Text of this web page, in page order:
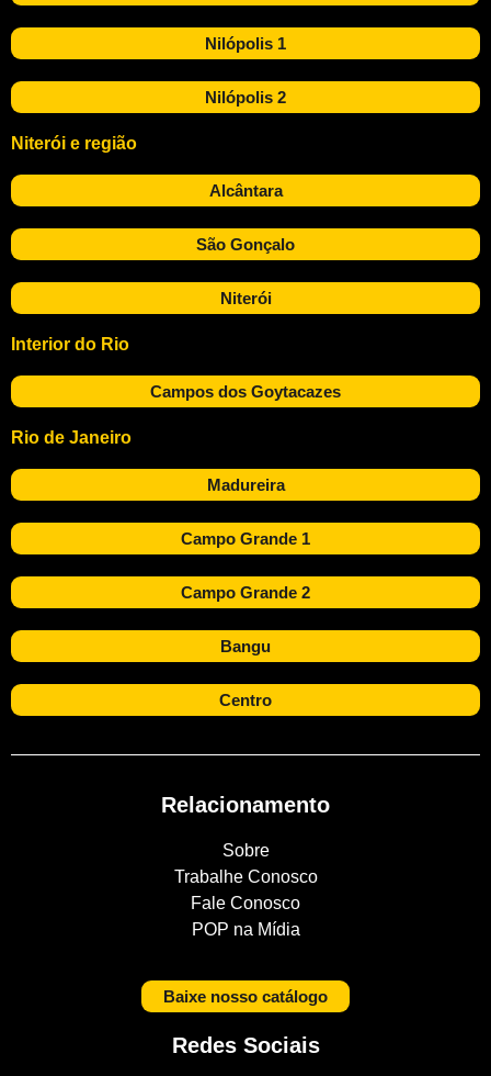
Nilópolis 1
Nilópolis 2
Niterói e região
Alcântara
São Gonçalo
Niterói
Interior do Rio
Campos dos Goytacazes
Rio de Janeiro
Madureira
Campo Grande 1
Campo Grande 2
Bangu
Centro
Relacionamento
Sobre
Trabalhe Conosco
Fale Conosco
POP na Mídia
Baixe nosso catálogo
Redes Sociais